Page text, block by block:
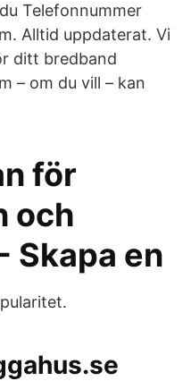
Telefonnummer
Alltid uppdaterat. Vi
ditt bredband
– om du vill – kan
för
och
Skapa en